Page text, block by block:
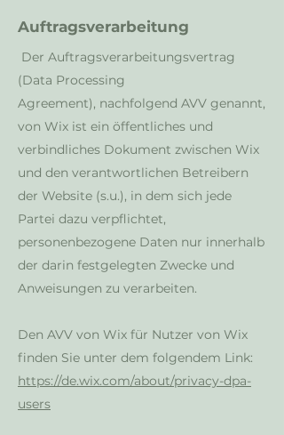
Auftragsverarbeitung
Der Auftragsverarbeitungsvertrag
(Data Processing
Agreement), nachfolgend AVV genannt,
von Wix ist ein öffentliches und
verbindliches Dokument zwischen Wix
und den verantwortlichen Betreibern
der Website (s.u.), in dem sich jede
Partei dazu verpflichtet,
personenbezogene Daten nur innerhalb
der darin festgelegten Zwecke und
Anweisungen zu verarbeiten.
Den AVV von Wix für Nutzer von Wix
finden Sie unter dem folgendem Link:
https://de.wix.com/about/privacy-dpa-
users